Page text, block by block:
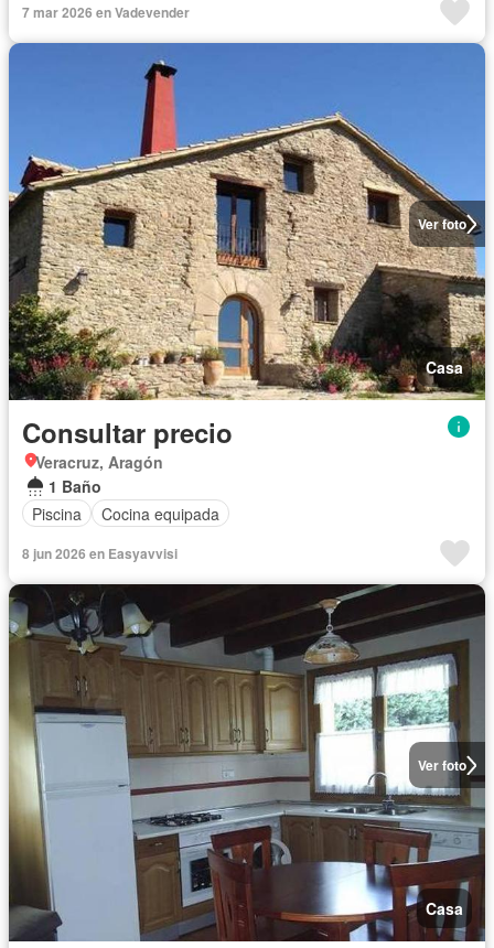
7 mar 2026 en Vadevender
Ver foto
Casa
Consultar precio
Veracruz, Aragón
1 Baño
Piscina
Cocina equipada
8 jun 2026 en Easyavvisi
Ver foto
Casa